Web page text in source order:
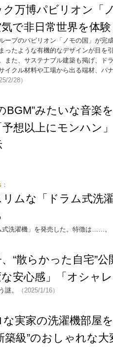
ク万博パビリオン
で非日常世界を体験
ープのパビリオン「ノモの国」が完
ったような有機的なデザインが目を
また、サステナブル建築も掲げ、ド
イクル材料や工場から出る端材、パ
2/28）
BGM”みたいな音楽
想以上にモンハン
リムな「ドラム式洗
式洗濯機」を発売した。特徴は……。
“散らかった自宅”
安心感」「オシャ
謎。 （2025/1/16）
実家の洗濯機部屋
級”のおしゃれな大